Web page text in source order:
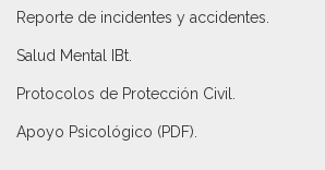
Reporte de incidentes y accidentes
Salud Mental IBt
Protocolos de Protección Civil
Apoyo Psicológico (PDF)